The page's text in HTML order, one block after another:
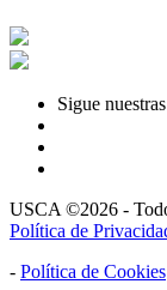
Sigue
USCA ©2026 -
Política de
- Política de Cookies